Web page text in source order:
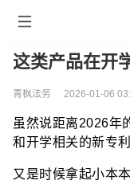
这类产品在开
青枫法务 2026-01-06
虽然说距离2026年
和开学相关的新专
又是时候拿起小本